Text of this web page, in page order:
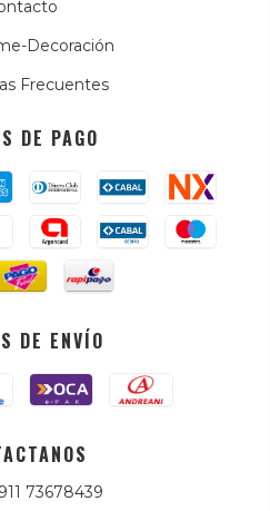
Decoración
Frecuentes
DE PAGO
DE ENVÍO
73678439